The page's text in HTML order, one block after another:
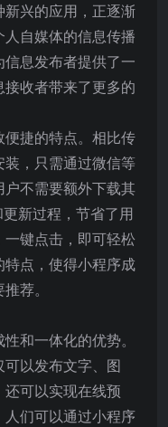
兴的应用，正逐渐
自媒体的信息传播
息发布者提供了一
收者带来了更多的
捷的特点。相比传
，只需通过微信等
不需要额外下载其
新过程，节省了用
一键点击，即可轻松
点，使得小程序成
荐。
和一体化的优势。
以发布文字、图
可以实现在线预
们可以通过小程序